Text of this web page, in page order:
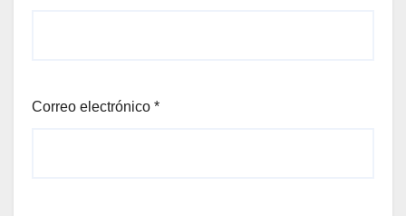
Correo electrónico *